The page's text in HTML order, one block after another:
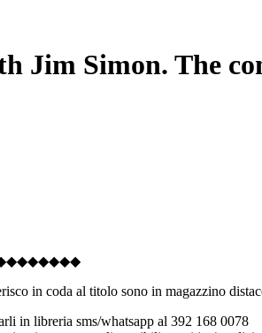
Jim Simon. The
in coda al titolo sono in magazzino
in libreria sms/whatsapp al 392 168 0078